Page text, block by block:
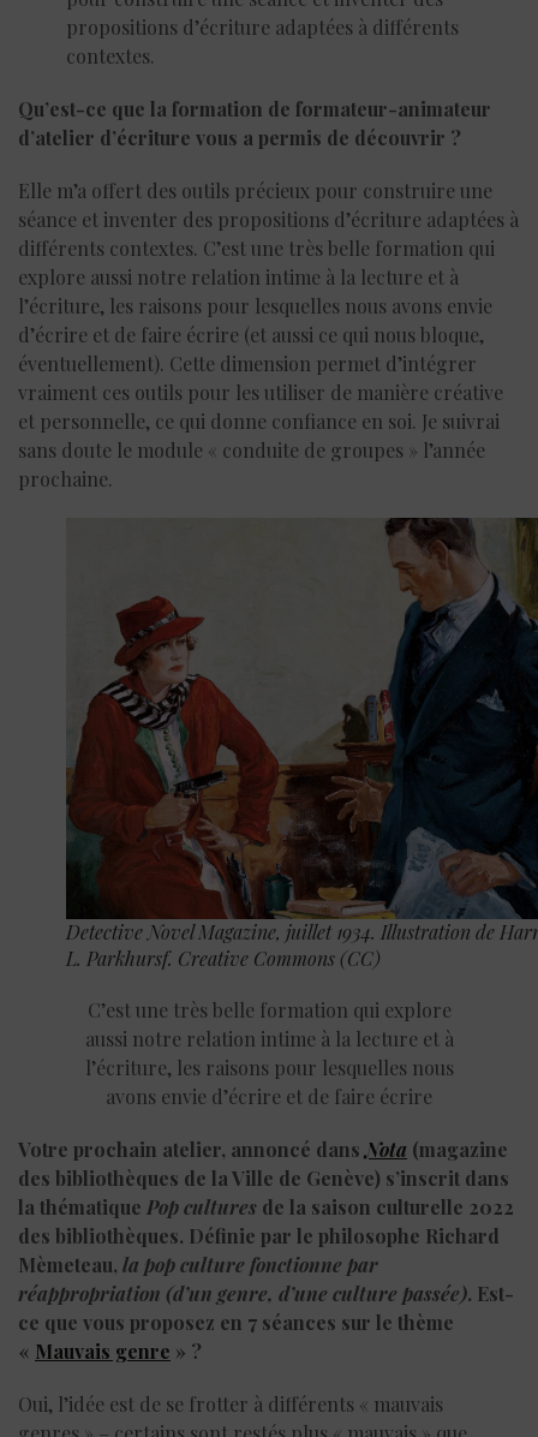
propositions d’écriture adaptées à différents
contextes.
Qu’est-ce que la formation de formateur-animateur
d’atelier d’écriture vous a permis de découvrir ?
Elle m’a offert des outils précieux pour construire une
séance et inventer des propositions d’écriture adaptées à
différents contextes. C’est une très belle formation qui
explore aussi notre relation intime à la lecture et à
l’écriture, les raisons pour lesquelles nous avons envie
d’écrire et de faire écrire (et aussi ce qui nous bloque,
éventuellement). Cette dimension permet d’intégrer
vraiment ces outils pour les utiliser de manière créative
et personnelle, ce qui donne confiance en soi. Je suivrai
sans doute le module « conduite de groupes » l’année
prochaine.
Detective Novel Magazine, juillet 1934. Illustration de
L. Parkhursf. Creative Commons (CC)
C’est une très belle formation qui explore
aussi notre relation intime à la lecture et à
l’écriture, les raisons pour lesquelles nous
avons envie d’écrire et de faire écrire
Votre prochain atelier, annoncé dansNota (magazine
des bibliothèques de la Ville de Genève) s’inscrit dans
la thématique Popcultures de la saison culturelle 2022
des bibliothèques. Définie par le philosophe Richard
Mèmeteau, la pop culture fonctionne par
réappropriation (d’un genre, d’une culture passée). Est-
ce que vous proposez en 7 séances sur le thème
« Mauvais genre » ?
Oui, l’idée est de se frotter à différents « mauvais